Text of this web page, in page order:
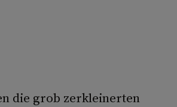
die grob zerkleinerten